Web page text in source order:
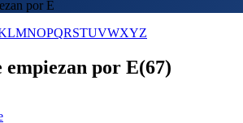
por E
LMNOPQRSTUVWXYZ
empiezan por E(67)